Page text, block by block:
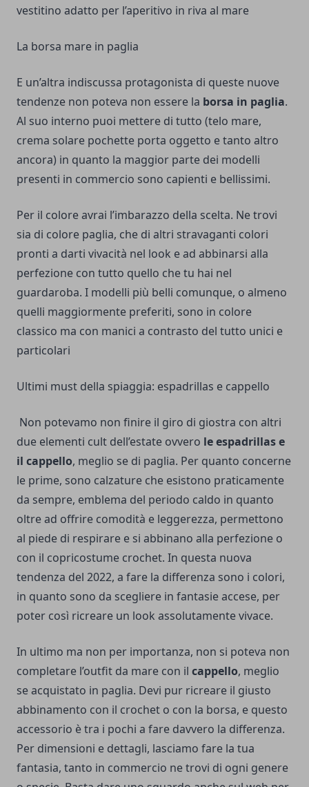
vestitino adatto per l’aperitivo in riva al mare
La borsa mare in paglia
E un’altra indiscussa protagonista di queste nuove
tendenze non poteva non essere la borsa in paglia.
Al suo interno puoi mettere di tutto (telo mare,
crema solare pochette porta oggetto e tanto altro
ancora) in quanto la maggior parte dei modelli
presenti in commercio sono capienti e bellissimi.
Per il colore avrai l’imbarazzo della scelta. Ne trovi
sia di colore paglia, che di altri stravaganti colori
pronti a darti vivacità nel look e ad abbinarsi alla
perfezione con tutto quello che tu hai nel
guardaroba. I modelli più belli comunque, o almeno
quelli maggiormente preferiti, sono in colore
classico ma con manici a contrasto del tutto unici e
particolari
Ultimi must della spiaggia: espadrillas e cappello
Non potevamo non finire il giro di giostra con altri
due elementi cult dell’estate ovvero le espadrillas e
il cappello, meglio se di paglia. Per quanto concerne
le prime, sono calzature che esistono praticamente
da sempre, emblema del periodo caldo in quanto
oltre ad offrire comodità e leggerezza, permettono
al piede di respirare e si abbinano alla perfezione o
con il copricostume crochet. In questa nuova
tendenza del 2022, a fare la differenza sono i colori,
in quanto sono da scegliere in fantasie accese, per
poter così ricreare un look assolutamente vivace.
In ultimo ma non per importanza, non si poteva non
completare l’outfit da mare con il cappello, meglio
se acquistato in paglia. Devi pur ricreare il giusto
abbinamento con il crochet o con la borsa, e questo
accessorio è tra i pochi a fare davvero la differenza.
Per dimensioni e dettagli, lasciamo fare la tua
fantasia, tanto in commercio ne trovi di ogni genere